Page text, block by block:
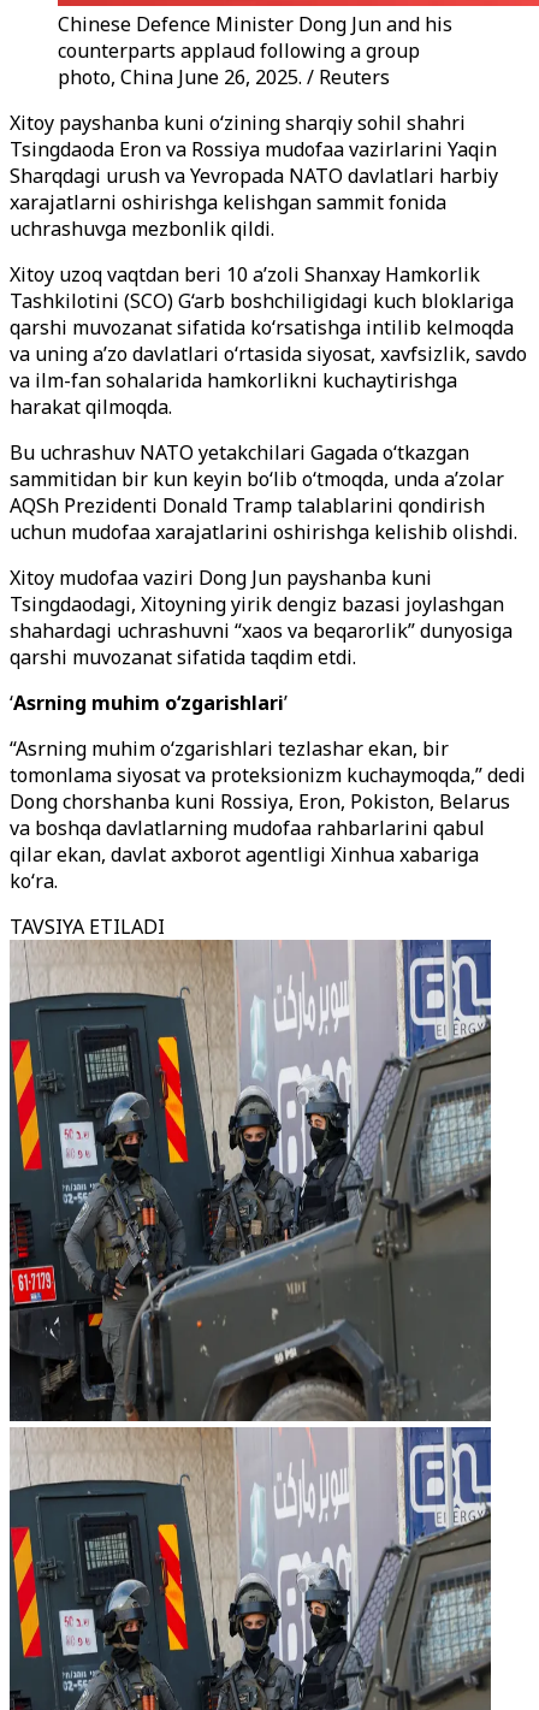
Chinese Defence Minister Dong Jun and his
counterparts applaud following a group
photo, China June 26, 2025. / Reuters
Xitoy payshanba kuni o‘zining sharqiy sohil shahri
Tsingdaoda Eron va Rossiya mudofaa vazirlarini Yaqin
Sharqdagi urush va Yevropada NATO davlatlari harbiy
xarajatlarni oshirishga kelishgan sammit fonida
uchrashuvga mezbonlik qildi.
Xitoy uzoq vaqtdan beri 10 a’zoli Shanxay Hamkorlik
Tashkilotini (SCO) G‘arb boshchiligidagi kuch bloklariga
qarshi muvozanat sifatida ko‘rsatishga intilib kelmoqda
va uning a’zo davlatlari o‘rtasida siyosat, xavfsizlik, savdo
va ilm-fan sohalarida hamkorlikni kuchaytirishga
harakat qilmoqda.
Bu uchrashuv NATO yetakchilari Gagada o‘tkazgan
sammitidan bir kun keyin bo‘lib o‘tmoqda, unda a’zolar
AQSh Prezidenti Donald Tramp talablarini qondirish
uchun mudofaa xarajatlarini oshirishga kelishib olishdi.
Xitoy mudofaa vaziri Dong Jun payshanba kuni
Tsingdaodagi, Xitoyning yirik dengiz bazasi joylashgan
shahardagi uchrashuvni “xaos va beqarorlik” dunyosiga
qarshi muvozanat sifatida taqdim etdi.
‘Asrning muhim o‘zgarishlari’
“Asrning muhim o‘zgarishlari tezlashar ekan, bir
tomonlama siyosat va proteksionizm kuchaymoqda,” dedi
Dong chorshanba kuni Rossiya, Eron, Pokiston, Belarus
va boshqa davlatlarning mudofaa rahbarlarini qabul
qilar ekan, davlat axborot agentligi Xinhua xabariga
ko‘ra.
TAVSIYA ETILADI